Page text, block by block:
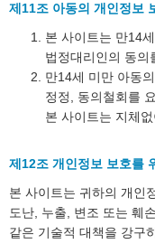
제11조 아동의 개인정보
본 사이트는 만14
법정대리인의 동의
만14세 미만 아동
정정, 동의철회를
본 사이트는 지체
제12조 개인정보 보호를
본 사이트는 귀하의 개인
도난, 누출, 변조 또는 훼
같은 기술적 대책을 강구